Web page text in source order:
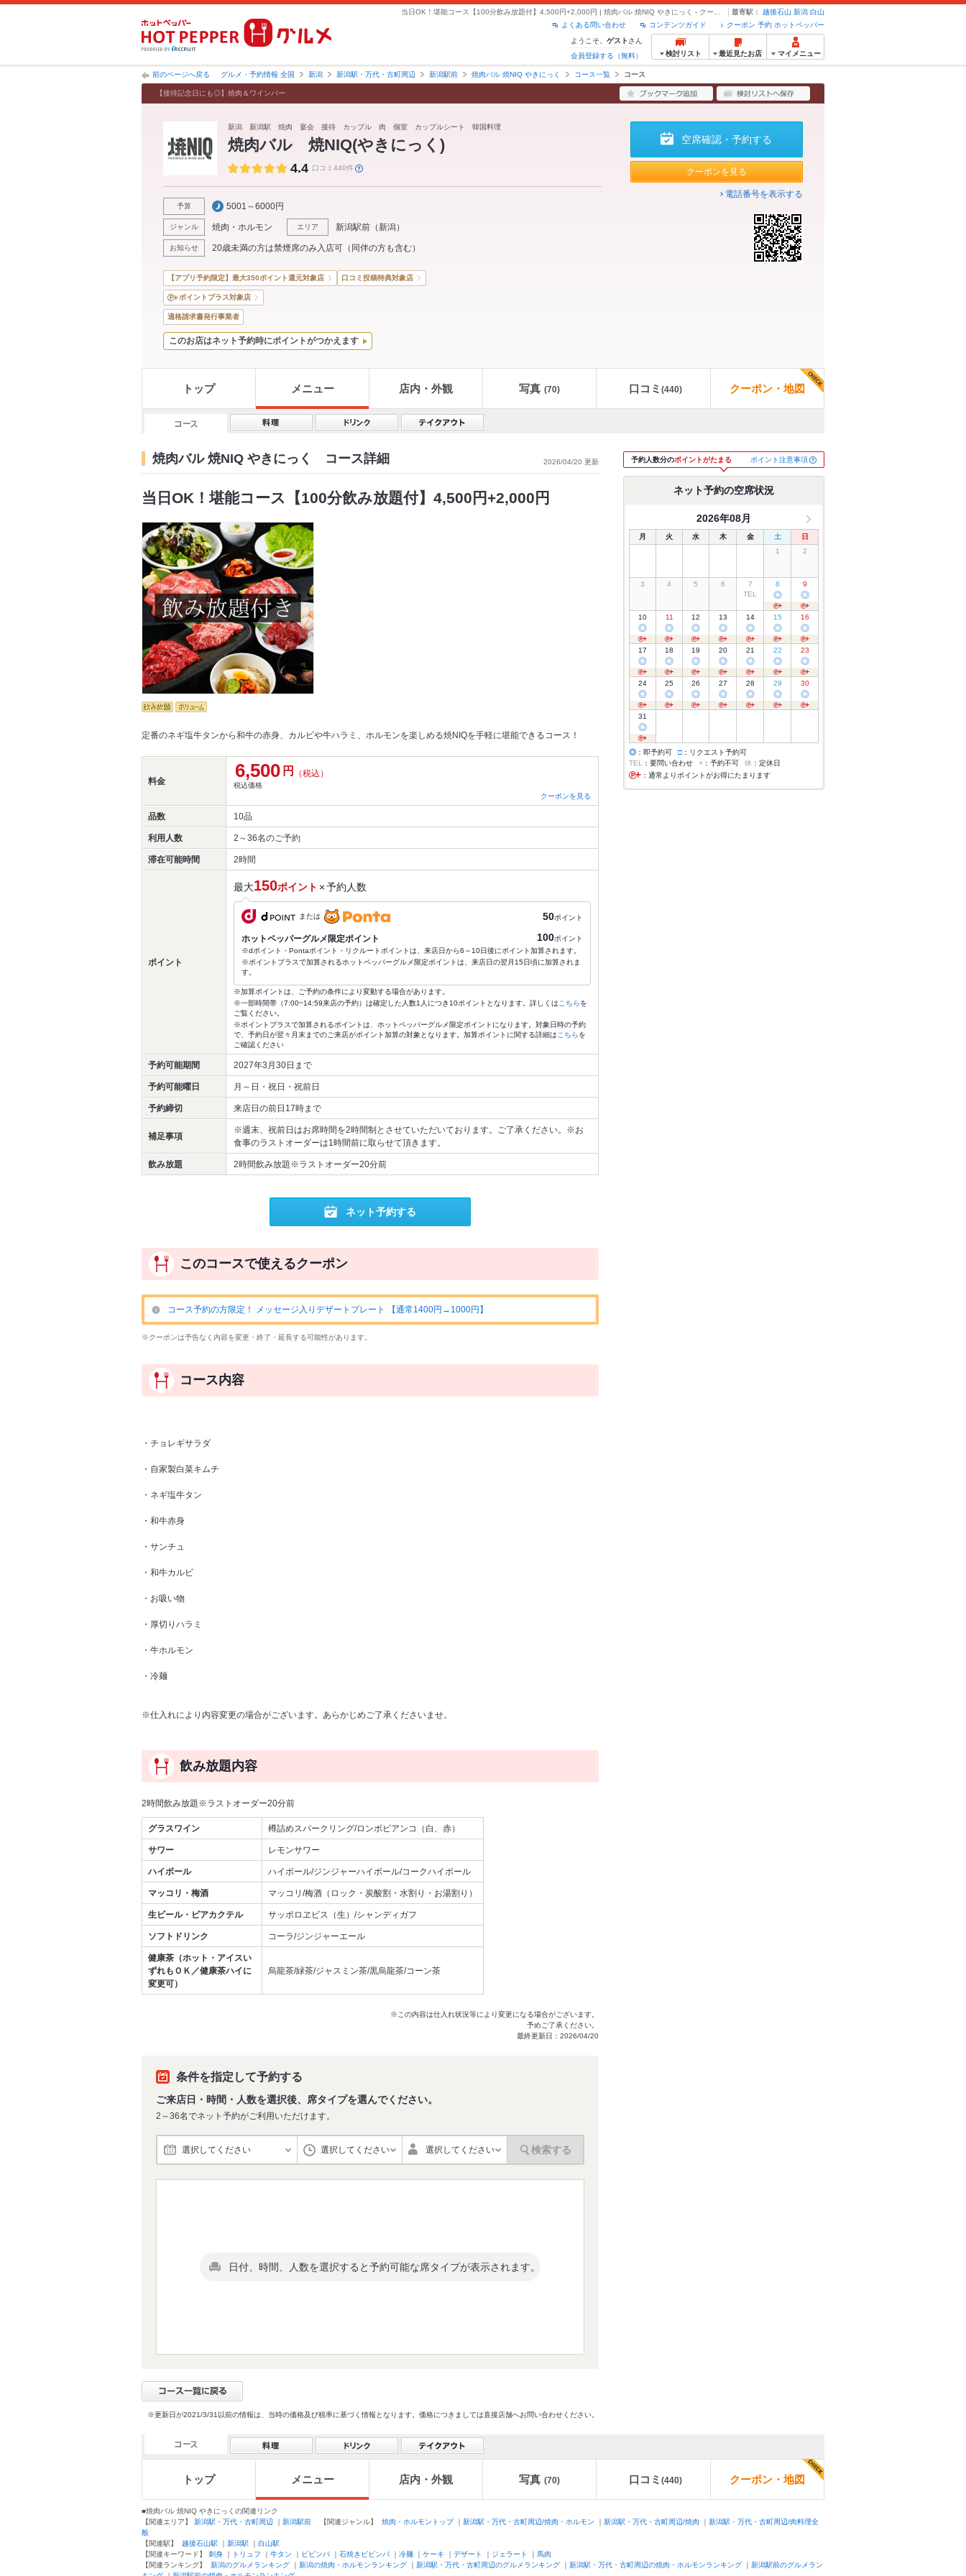
最寄駅： 越後石山 新潟 白山
クーポン 予約 ホットペッパー
コンテンツガイド
よくある問い合わせ
ようこそ、 ゲスト さん
会員登録する（無料）
検討リスト 最近見たお店 マイメニュー
前のページへ戻る グルメ・予約情報 全国 新潟 新潟駅・万代・古町周辺 新潟駅前 焼肉バル 焼NIQ やきにっく コース一覧 コース
【接待記念日にも◎】焼肉＆ワインバー
新潟 新潟駅 焼肉 宴会 接待 カップル 肉 個室 カップルシート 韓国料理
焼肉バル 焼NIQ(やきにっく)
4.4 口コミ440件
予算 5001～6000円
ジャンル 焼肉・ホルモン エリア 新潟駅前 （ 新潟）
お知らせ 20歳未満の方は禁煙席のみ入店可（同伴の方も含む）
空席確認・予約する
クーポンを見る
電話番号を表示する
【アプリ予約限定】最大350ポイント還元対象店 口コミ投稿特典対象店
ポイントプラス対象店
適格請求書発行事業者
このお店はネット予約時にポイントがつかえます
トップ メニュー 店内・外観 写真 (70) 口コミ (440) クーポン・地図
焼肉バル 焼NIQ やきにっく コース詳細 2026/04/20 更新
当日OK！堪能コース【100分飲み放題付】4,500円+2,000円
定番のネギ塩牛タンから和牛の赤身、カルビや牛ハラミ、ホルモンを楽しめる焼NIQを手軽に堪能できるコース！
料金 6,500 円 （税込）
税込価格
クーポンを見る
品数 10品
利用人数 2～36名のご予約
滞在可能時間 2時間
ポイント
最大150ポイント ×予約人数
または 50ポイント
ホットペッパーグルメ限定ポイント 100ポイント
※dポイント・Pontaポイント・リクルートポイントは、来店日から6～10日後にポイント加算されます。
※ポイントプラスで加算されるホットペッパーグルメ限定ポイントは、来店日の翌月15日頃に加算されま
す。
※加算ポイントは、ご予約の条件により変動する場合があります。
※一部時間帯（7:00~14:59来店の予約）は確定した人数1人につき10ポイントとなります。詳しくは こちらを
ご覧ください。
※ポイントプラスで加算されるポイントは、ホットペッパーグルメ限定ポイントになります。対象日時の予約
で、予約日が翌々月末までのご来店がポイント加算の対象となります。加算ポイントに関する詳細は こちらを
ご確認ください
予約可能期間 2027年3月30日まで
予約可能曜日 月～日・祝日・祝前日
予約締切 来店日の前日17時まで
補足事項
※週末、祝前日はお席時間を2時間制とさせていただいております。ご了承ください。※お
食事のラストオーダーは1時間前に取らせて頂きます。
飲み放題 2時間飲み放題※ラストオーダー20分前
ネット予約する
このコースで使えるクーポン
コース予約の方限定！ メッセージ入りデザートプレート 【通常1400円→1000円】
※クーポンは予告なく内容を変更・終了・延長する可能性があります。
コース内容
・チョレギサラダ
・自家製白菜キムチ
・ネギ塩牛タン
・和牛赤身
・サンチュ
・和牛カルビ
・お吸い物
・厚切りハラミ
・牛ホルモン
・冷麺
※仕入れにより内容変更の場合がございます。あらかじめご了承くださいませ。
飲み放題内容
2時間飲み放題※ラストオーダー20分前
グラスワイン 樽詰めスパークリング/ロンボビアンコ（白、赤）
サワー レモンサワー
ハイボール ハイボール/ジンジャーハイボール/コークハイボール
マッコリ・梅酒 マッコリ/梅酒（ロック・炭酸割・水割り・お湯割り）
生ビール・ビアカクテル サッポロヱビス（生）/シャンディガフ
ソフトドリンク コーラ/ジンジャーエール
健康茶（ホット・アイスい
ずれもＯＫ／健康茶ハイに
変更可）
烏龍茶/緑茶/ジャスミン茶/黒烏龍茶/コーン茶
※この内容は仕入れ状況等により変更になる場合がございます。
予めご了承ください。
最終更新日：2026/04/20
条件を指定して予約する
ご来店日・時間・人数を選択後、席タイプを選んでください。
2～36名でネット予約がご利用いただけます。
選択してください 選択してください 選択してください 検索する
日付、時間、人数を選択すると予約可能な席タイプが表示されます。
※更新日が2021/3/31以前の情報は、当時の価格及び税率に基づく情報となります。価格につきましては直接店舗へお問い合わせください。
予約人数分のポイントがたまる ポイント注意事項
ネット予約の空席状況
2026年08月
月 火 水 木 金 土
日
1
2
3 4 5 6
7
TEL
8
◎
9
◎
10
◎
11
◎
12
◎
13
◎
14
◎
15
◎
16
◎
17
◎
18
◎
19
◎
20
◎
21
◎
22
◎
23
◎
24
◎
25
◎
26
◎
27
◎
28
◎
29
◎
30
◎
31
◎
◎ ：即予約可 □ ：リクエスト予約可
TEL
：要問い合わせ × ：予約不可 休 ：定休日
：通常よりポイントがお得にたまります
トップ メニュー 店内・外観 写真 (70) 口コミ (440) クーポン・地図
■焼肉バル 焼NIQ やきにっくの関連リンク
【関連エリア】 新潟駅・万代・古町周辺 ｜ 新潟駅前 【関連ジャンル】 焼肉・ホルモントップ｜ 新潟駅・万代・古町周辺/焼肉・ホルモン ｜ 新潟駅・万代・古町周辺/焼肉 ｜ 新潟駅・万代・古町周辺/肉料理全
般
【関連駅】 越後石山駅 ｜ 新潟駅 ｜ 白山駅
【関連キーワード】 刺身 ｜ トリュフ ｜ 牛タン ｜ ビビンバ ｜ 石焼きビビンバ ｜ 冷麺 ｜ ケーキ ｜ デザート ｜ ジェラート ｜ 馬肉
【関連ランキング】 新潟のグルメランキング ｜ 新潟の焼肉・ホルモンランキング ｜ 新潟駅・万代・古町周辺のグルメランキング ｜ 新潟駅・万代・古町周辺の焼肉・ホルモンランキング ｜ 新潟駅前のグルメラン